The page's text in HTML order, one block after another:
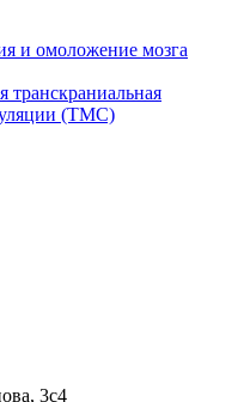
и омоложение мозга
транскраниальная
(ТМС)
3с4